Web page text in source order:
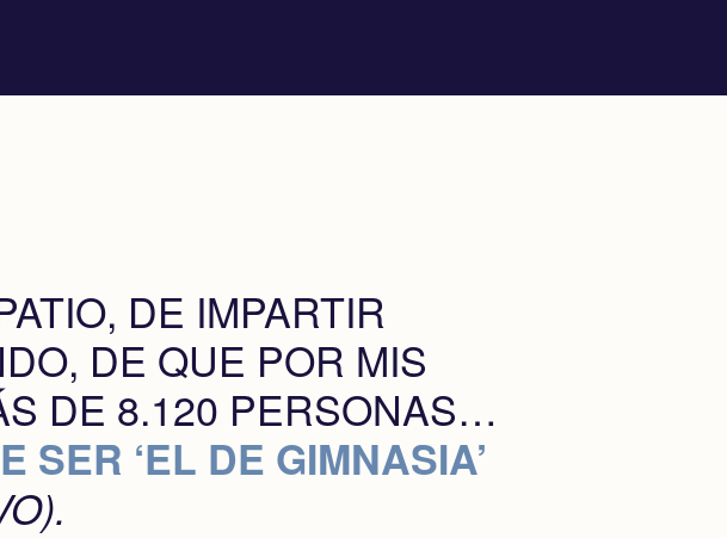
DE IMPARTIR
DE QUE POR MIS
DE 8.120 PERSONAS…
SER ‘EL DE GIMNASIA’